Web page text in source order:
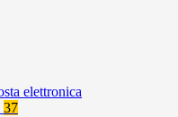
elettronica
37